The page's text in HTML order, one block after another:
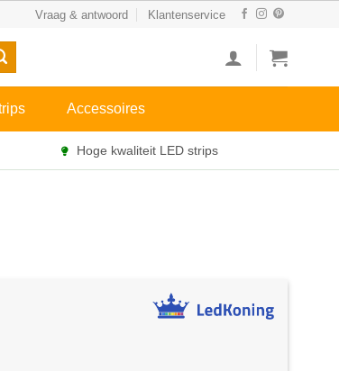
Vraag & antwoord Klantenservice
Accessoires
Hoge kwaliteit LED strips